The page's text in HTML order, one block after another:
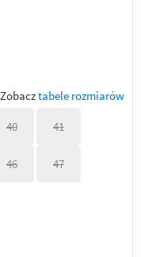
Zobacztabele rozmiarów
40 41
46 47